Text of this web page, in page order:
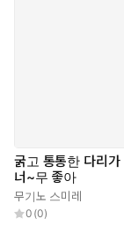
굵고 통통한 다리가
너~무 좋아
무기노 스미레
0 (0)